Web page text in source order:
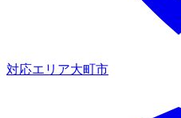
対応エリア大町市